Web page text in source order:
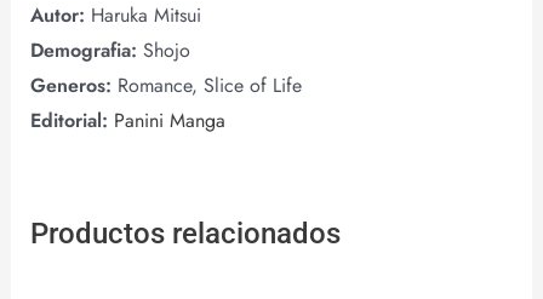
Autor: Haruka Mitsui
Demografia: Shojo
Generos: Romance, Slice of Life
Editorial: Panini Manga
Productos relacionados